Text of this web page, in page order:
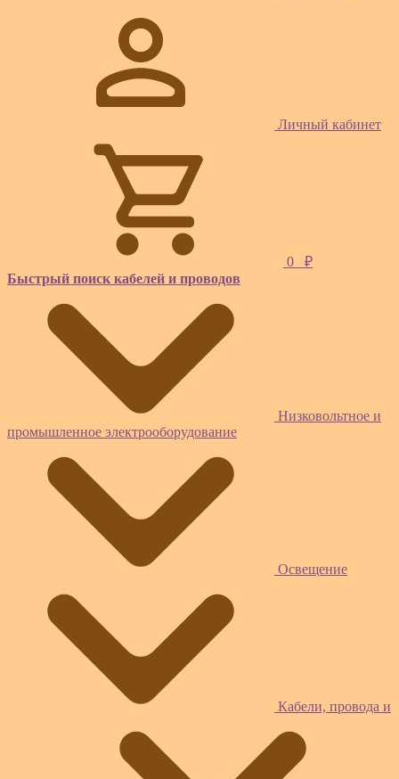
Личный кабинет
0
₽
Быстрый поиск кабелей и проводов
Низковольтное и
промышленное электрооборудование
Освещение
Кабели, провода и